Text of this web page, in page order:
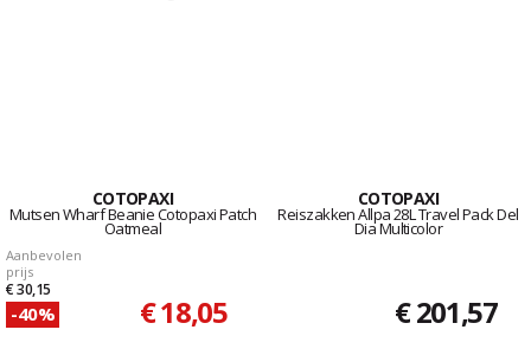
COTOPAXI
Mutsen Wharf Beanie Cotopaxi Patch
Oatmeal
Aanbevolen
prijs
€ 30,15
-40% € 18,05
COTOPAXI
Reiszakken Allpa 28L Travel Pack Del
Dia Multicolor
€ 201,57